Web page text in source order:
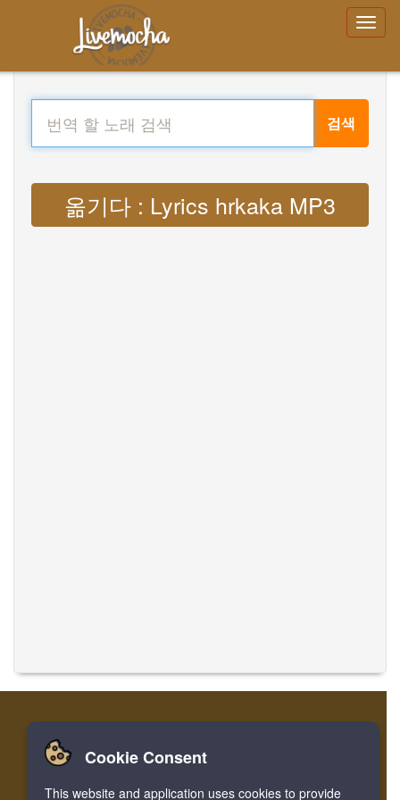
검색
옮기다 : Lyrics hrkaka MP3
집 로그인 레지스터
Cookie Consent
This website and application uses cookies to provide